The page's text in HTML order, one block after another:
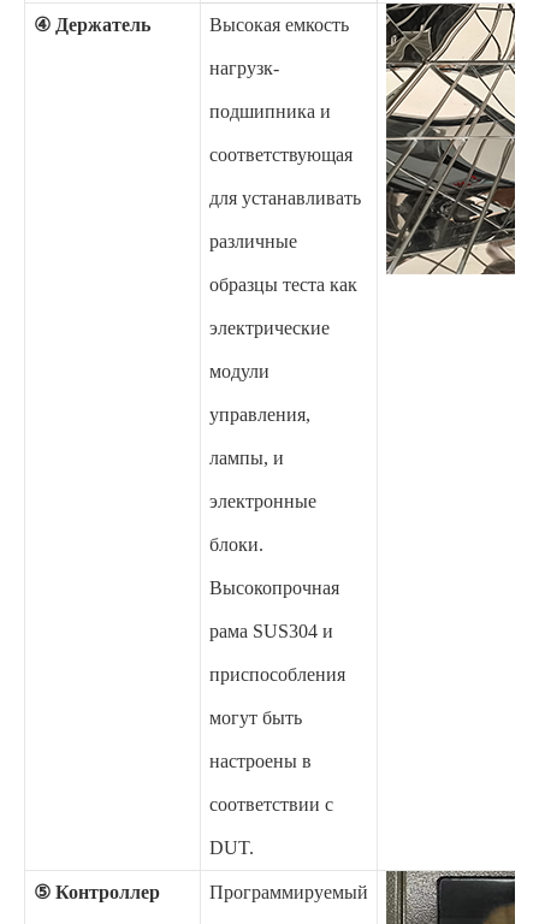
④ Держатель Высокая емкость
нагрузк-
подшипника и
соответствующая
для устанавливать
различные
образцы теста как
электрические
модули
управления,
лампы, и
электронные
блоки.
Высокопрочная
рама SUS304 и
приспособления
могут быть
настроены в
соответствии с
DUT.
⑤ Контроллер Программируемый